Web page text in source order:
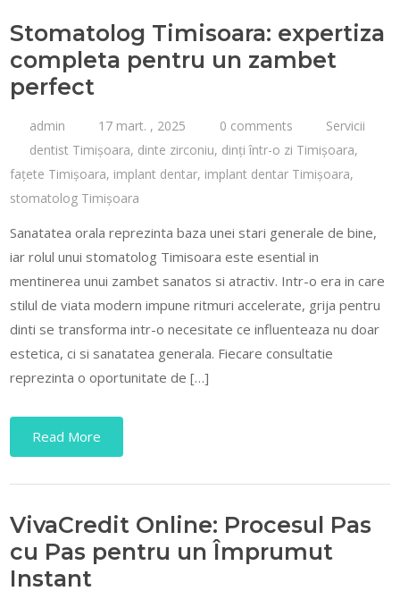
Stomatolog Timisoara: expertiza
completa pentru un zambet
perfect
admin 17 mart. , 2025 0 comments
Servicii
dentist Timișoara, dinte zirconiu, dinți într-o zi Timișoara,
fațete Timișoara, implant dentar, implant dentar Timișoara,
stomatolog Timișoara
Sanatatea orala reprezinta baza unei stari generale de bine,
iar rolul unui stomatolog Timisoara este esential in
mentinerea unui zambet sanatos si atractiv. Intr-o era in care
stilul de viata modern impune ritmuri accelerate, grija pentru
dinti se transforma intr-o necesitate ce influenteaza nu doar
estetica, ci si sanatatea generala. Fiecare consultatie
reprezinta o oportunitate de […]
Read More
VivaCredit Online: Procesul Pas
cu Pas pentru un Împrumut
Instant